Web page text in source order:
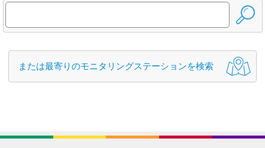
または最寄りのモニタリングステーションを検索